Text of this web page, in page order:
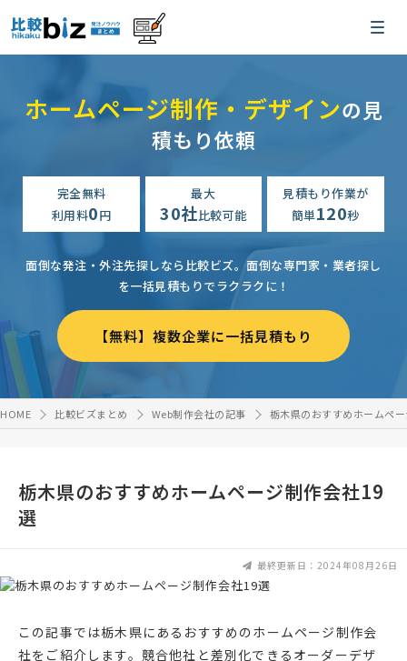
ホームページ制作・デザインの見
積もり依頼
完全無料
利用料0円
最大
30社比較可能
見積もり作業が
簡単120秒
面倒な発注・外注先探しなら比較ビズ。面倒な専門家・業者探し
を一括見積もりでラクラクに！
【無料】複数企業に一括見積もり
HOME 比較ビズまとめ Web制作会社の記事 栃木県のおすすめホームペ
栃木県のおすすめホームページ制作会社19
選
最終更新日：2024年08月26日
この記事では栃木県にあるおすすめのホームページ制作会
社をご紹介します。競合他社と差別化できるオーダーデザ